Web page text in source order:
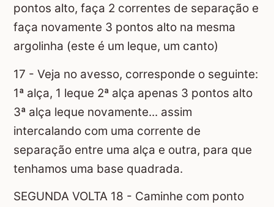
pontos alto, faça 2 correntes de separação e
faça novamente 3 pontos alto na mesma
argolinha (este é um leque, um canto)
17 - Veja no avesso, corresponde o seguinte:
1ª alça, 1 leque 2ª alça apenas 3 pontos alto
3ª alça leque novamente... assim
intercalando com uma corrente de
separação entre uma alça e outra, para que
tenhamos uma base quadrada.
SEGUNDA VOLTA 18 - Caminhe com ponto